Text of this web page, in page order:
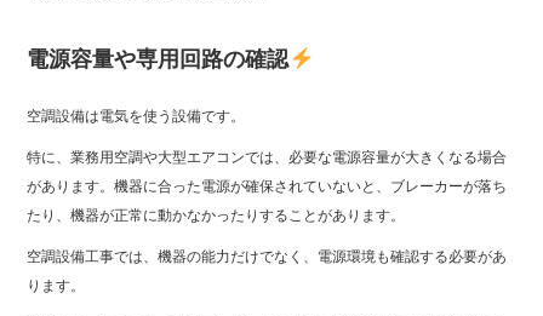
電源容量や専用回路の確認
空調設備は電気を使う設備です。
特に、業務用空調や大型エアコンでは、必要な電源容量が大きくなる場合
があります。機器に合った電源が確保されていないと、ブレーカーが落ち
たり、機器が正常に動かなかったりすることがあります。
空調設備工事では、機器の能力だけでなく、電源環境も確認する必要があ
ります。